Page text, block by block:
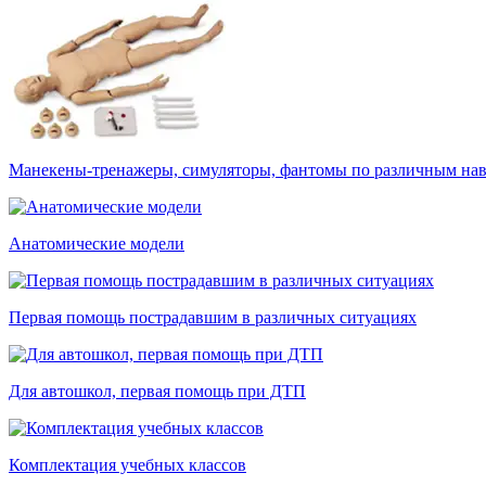
Манекены-тренажеры, симуляторы, фантомы по различным
Анатомические модели
Первая помощь пострадавшим в различных ситуациях
Для автошкол, первая помощь при ДТП
Комплектация учебных классов